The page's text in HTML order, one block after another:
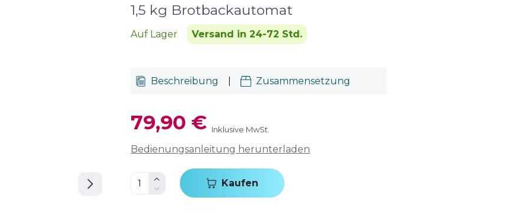
1,5 kg Brotbackautomat
Auf Lager Versand in 24-72 Std.
Beschreibung Zusammensetzung
79,90 € Inklusive MwSt.
Bedienungsanleitung herunterladen
Kaufen